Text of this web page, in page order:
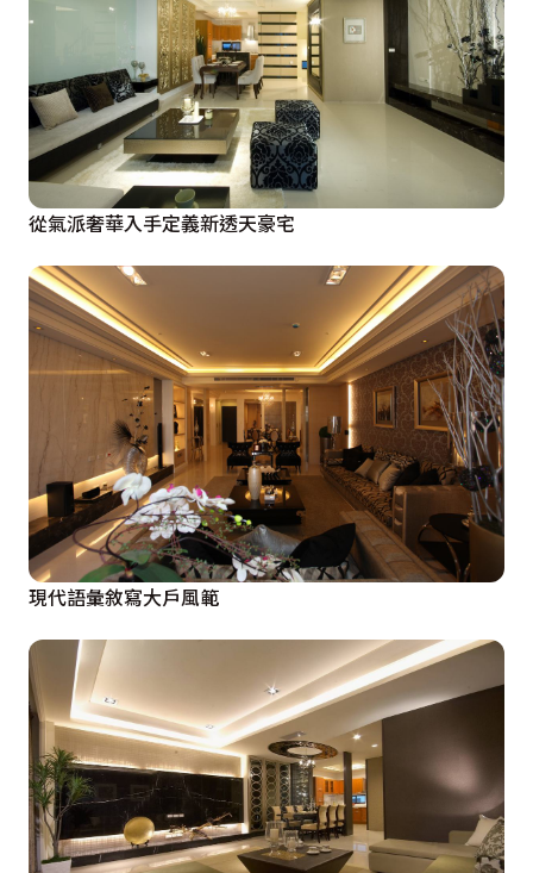
從氣派奢華入手定義新透天豪宅
現代語彙敘寫大戶風範